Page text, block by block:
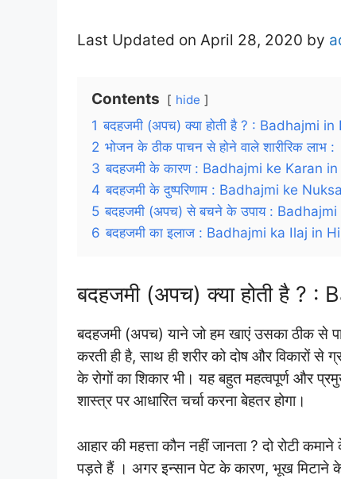
Last Updated on April 28, 2020 by
Contents hide
1 बदहजमी (अपच) क्या होती है ? : Badhajmi
2 भोजन के ठीक पाचन से होने वाले शारीरिक लाभ :
3 बदहजमी के कारण : Badhajmi ke Karan
4 बदहजमी के दुष्परिणाम : Badhajmi ke
5 बदहजमी (अपच) से बचने के उपाय :
6 बदहजमी का इलाज : Badhajmi ka Ilaj in
बदहजमी (अपच) क्या होती है ?
बदहजमी (अपच) याने जो हम खाएं उसका ठीक से
करती ही है, साथ ही शरीर को दोष और विकारों से
के रोगों का शिकार भी। यह बहुत महत्वपूर्ण और
शास्त्र पर आधारित चर्चा करना बेहतर होगा।
आहार की महत्ता कौन नहीं जानता ? दो रोटी
पड़ते हैं । अगर इन्सान पेट के कारण, भूख मिटाने के